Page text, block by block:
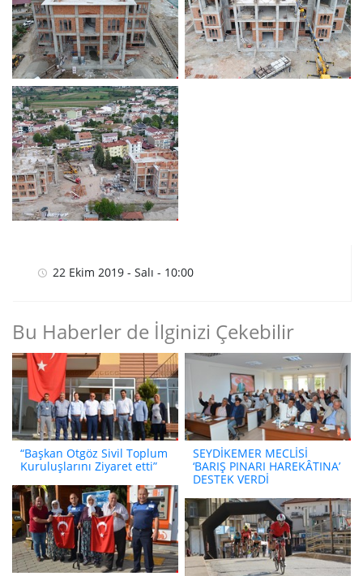
22 Ekim 2019 - Salı - 10:00
Bu Haberler de İlginizi Çekebilir
“Başkan Otgöz Sivil Toplum
Kuruluşlarını Ziyaret etti”
SEYDİKEMER MECLİSİ
‘BARIŞ PINARI HAREKÂTINA’
DESTEK VERDİ